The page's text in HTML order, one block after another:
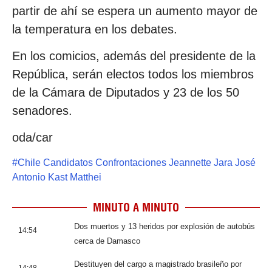
partir de ahí se espera un aumento mayor de
la temperatura en los debates.
En los comicios, además del presidente de la
República, serán electos todos los miembros
de la Cámara de Diputados y 23 de los 50
senadores.
oda/car
#Chile Candidatos Confrontaciones Jeannette Jara José
Antonio Kast Matthei
MINUTO A MINUTO
14:54
Dos muertos y 13 heridos por explosión de autobús
cerca de Damasco
Destituyen del cargo a magistrado brasileño por